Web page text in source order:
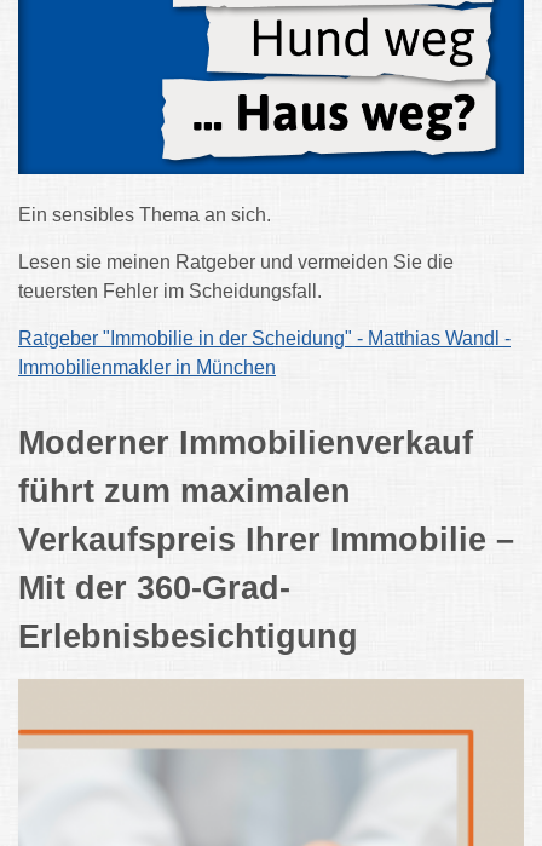
Ein sensibles Thema an sich.
Lesen sie meinen Ratgeber und vermeiden Sie die
teuersten Fehler im Scheidungsfall.
Ratgeber "Immobilie in der Scheidung" - Matthias Wandl -
Immobilienmakler in München
Moderner Immobilienverkauf
führt zum maximalen
Verkaufspreis Ihrer Immobilie –
Mit der 360-Grad-
Erlebnisbesichtigung